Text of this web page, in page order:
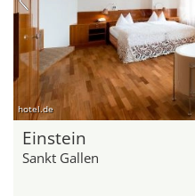
hotel.de
Einstein
Sankt Gallen